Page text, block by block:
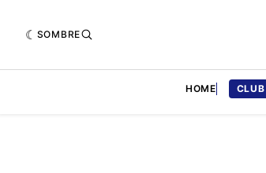
SOMBRE
HOME CLUB